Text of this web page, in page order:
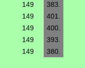
149
383.
149
401.
149
400.
149
393.
149 380.